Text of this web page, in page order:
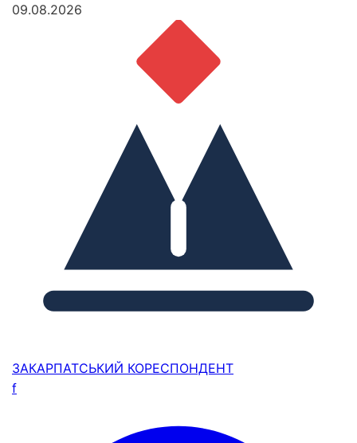
09.08.2026
ЗАКАРПАТСЬКИЙ КОРЕСПОНДЕНТ
f